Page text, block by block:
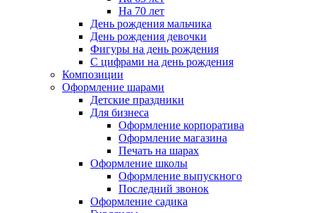
На 70 лет
День рождения мальчика
День рождения девочки
Фигуры на день рождения
С цифрами на день рождения
Композиции
Оформление шарами
Детские праздники
Для бизнеса
Оформление корпоратива
Оформление магазина
Печать на шарах
Оформление школы
Оформление выпускного
Последний звонок
Оформление садика